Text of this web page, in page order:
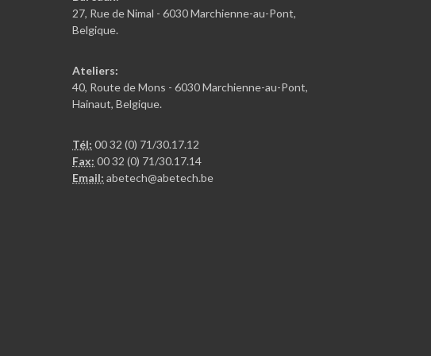
27, Rue de Nimal - 6030 Marchienne-au-Pont,
Belgique.
Ateliers:
40, Route de Mons - 6030 Marchienne-au-Pont,
Hainaut, Belgique.
Tél: 00 32 (0) 71/30.17.12
Fax: 00 32 (0) 71/30.17.14
Email: abetech@abetech.be